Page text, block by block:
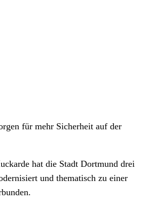
für mehr Sicherheit auf der
hat die Stadt Dortmund drei
und thematisch zu einer